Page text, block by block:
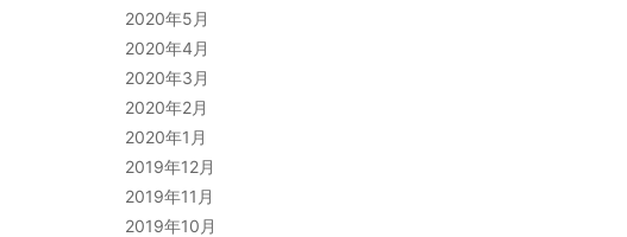
2020年5月
2020年4月
2020年3月
2020年2月
2020年1月
2019年12月
2019年11月
2019年10月